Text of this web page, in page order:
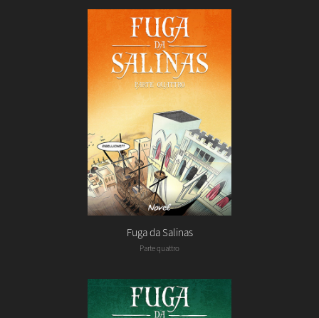
Fuga da Salinas
Parte quattro